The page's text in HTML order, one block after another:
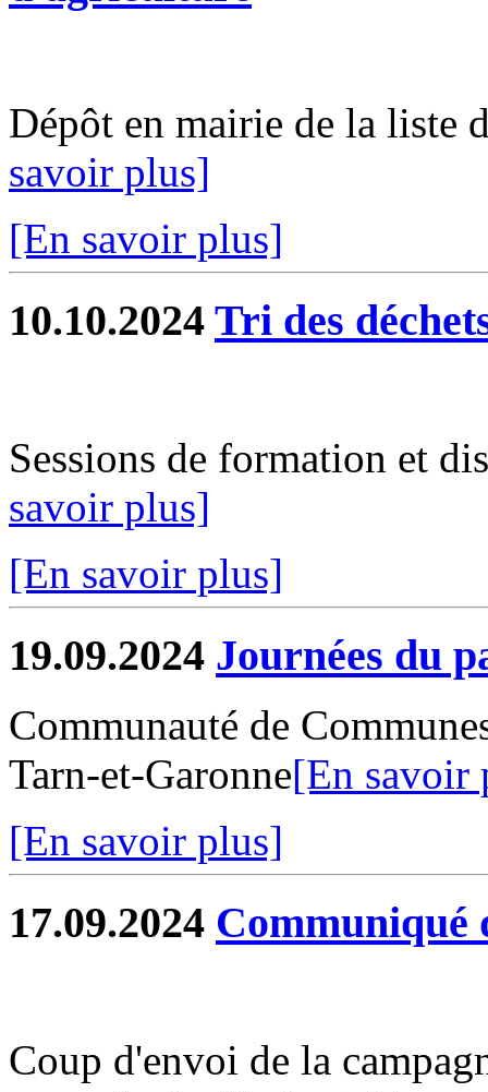
Dépôt en mairie de la liste
savoir plus]
[En savoir plus]
10.10.2024 Tri des
Sessions de formation et
savoir plus]
[En savoir plus]
19.09.2024 Journées du
Communauté de
Tarn-et-Garonne[En savoir
[En savoir plus]
17.09.2024 Communiqué
Coup d'envoi de la